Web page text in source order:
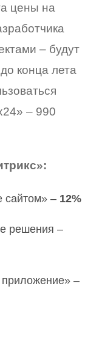
цены на
– будут
конца лета
– 990
сайтом» – 12%
решения –
–